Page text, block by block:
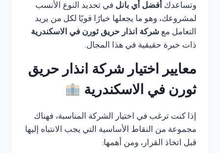
وتساعدك أفضل أي بانل في تحديد النوع الأنسب
لمشروعك، وهو ما يجعلها خيارًا قويًا لكل من يريد
التعامل مع شركة انذار حريق ثورن في الاسكندرية
ذات خبرة حقيقية في هذا المجال.
معايير اختيار شركة انذار حريق
ثورن في الاسكندرية
إذا كنت ترغب في اختيار الشركة المناسبة، فهناك
مجموعة من النقاط الأساسية التي يجب الانتباه إليها
قبل اتخاذ القرار، ومن أهمها: